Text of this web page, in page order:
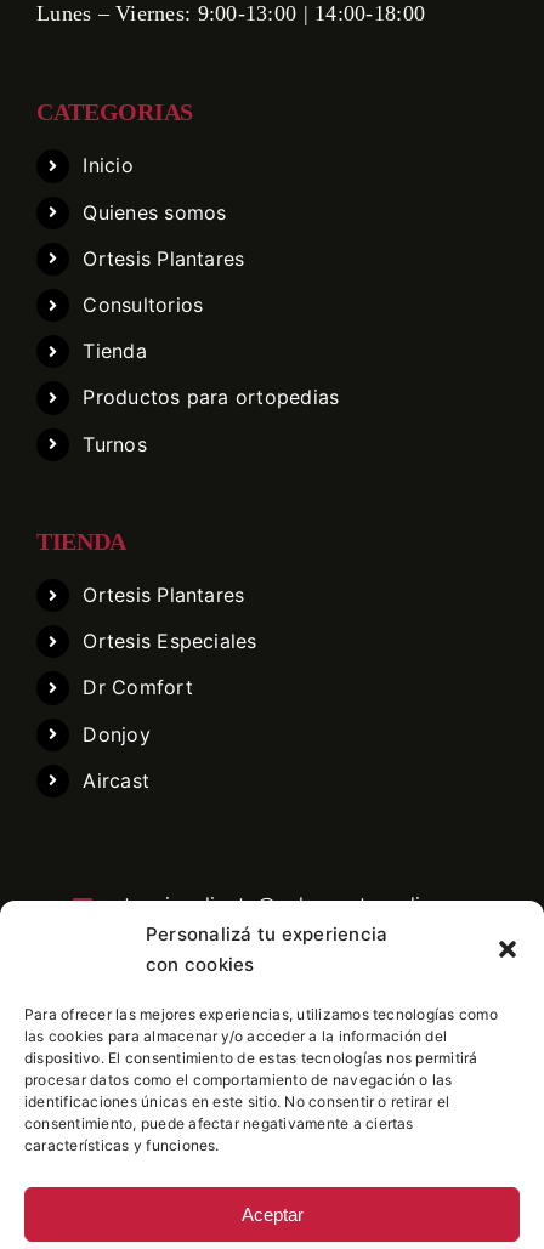
Personalizá tu experiencia
con cookies
Para ofrecer las mejores experiencias, utilizamos tecnologías como
las cookies para almacenar y/o acceder a la información del
dispositivo. El consentimiento de estas tecnologías nos permitirá
procesar datos como el comportamiento de navegación o las
identificaciones únicas en este sitio. No consentir o retirar el
consentimiento, puede afectar negativamente a ciertas
características y funciones.
Aceptar
Lunes – Viernes: 9:00-13:00 | 14:00-18:00
CATEGORIAS
Inicio
Quienes somos
Ortesis Plantares
Consultorios
Tienda
Productos para ortopedias
Turnos
TIENDA
Ortesis Plantares
Ortesis Especiales
Dr Comfort
Donjoy
Aircast
atencioncliente@pelaezortopedia.com
Central telefonica: 11 3991-6760